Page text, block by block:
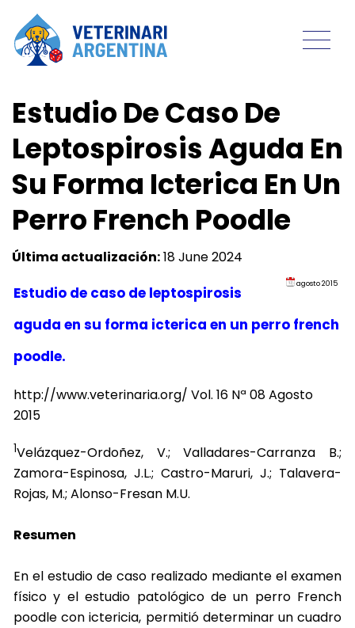
Estudio De Caso De
Leptospirosis Aguda En
Su Forma Icterica En Un
Perro French Poodle
Última actualización:18 June 2024
agosto 2015
Estudio de caso de leptospirosis
aguda en su forma icterica en un perro french
poodle.
http://www.veterinaria.org/ Vol. 16 Nª 08 Agosto
2015
1Velázquez-Ordoñez, V.; Valladares-Carranza B.;
Zamora-Espinosa, J.L.; Castro-Maruri, J.; Talavera-
Rojas, M.; Alonso-Fresan M.U.
Resumen
En el estudio de caso realizado mediante el examen
físico y el estudio patológico de un perro French
poodle con ictericia, permitió determinar un cuadro